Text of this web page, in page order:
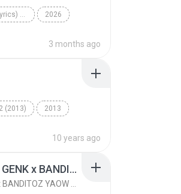
Big Boom - DJ.ILHAM (Lyrics) "big boom in the room i go kaboom" 2026
3 months ago
(2013) 2013
10 years ago
KICAU MANIA - NDARBOY GENK x BANDITOZ YAOW 86 (OFFICIAL LYRIC VIDEO) GAS POL NDANGAK